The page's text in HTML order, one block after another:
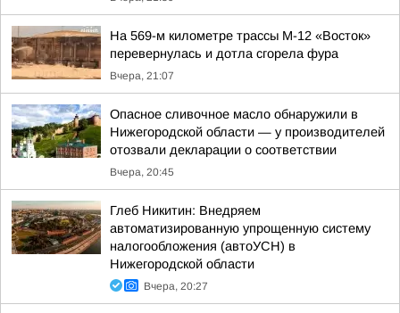
На 569-м километре трассы М-12 «Восток»
перевернулась и дотла сгорела фура
Вчера, 21:07
Опасное сливочное масло обнаружили в
Нижегородской области — у производителей
отозвали декларации о соответствии
Вчера, 20:45
Глеб Никитин: Внедряем
автоматизированную упрощенную систему
налогообложения (автоУСН) в
Нижегородской области
Вчера, 20:27